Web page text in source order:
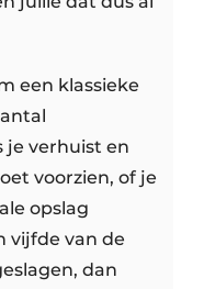
een klassieke
je verhuist en
voorzien, of je
opslag
vijfde van de
dan